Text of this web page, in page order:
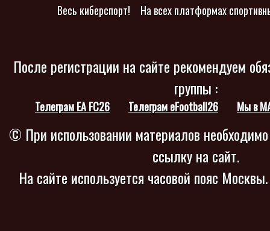
Весь киберспорт! На всех платформах
После регистрации на сайте рекомендуем
группы :
Телеграм EA FC26 Телеграм eFootball26 Мы в
© При использовании материалов
ссылку на сайт.
На сайте используется часовой пояс